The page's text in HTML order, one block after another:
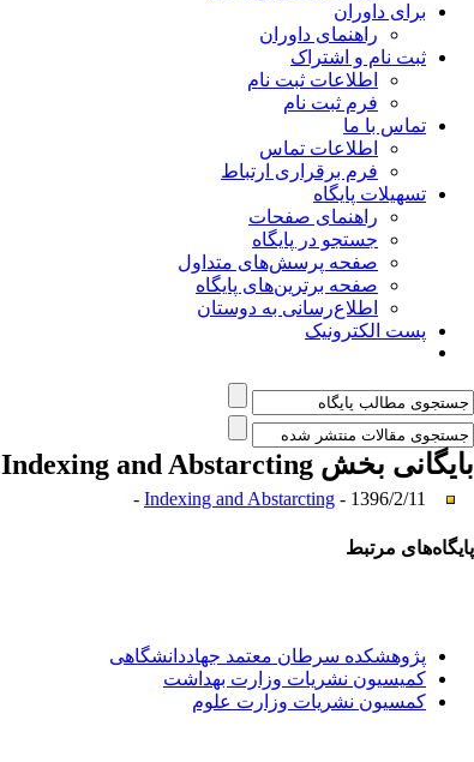
برای داوران
راهنمای داوران
ثبت نام و اشتراک
اطلاعات ثبت نام
فرم ثبت نام
تماس با ما
اطلاعات تماس
فرم برقراری ارتباط
تسهیلات پایگاه
راهنمای صفحات
جستجو در پایگاه
صفحه پرسش‌های متداول
صفحه برترین‌های پایگاه
اطلاع‌رسانی به دوستان
پست الکترونیک
بایگانی بخش Indexing and Abstarcting
Indexing and Abstarcting - 1396/2/11 -
پایگاه‌های مرتبط
پژوهشکده سرطان معتمد جهاددانشگاهی
کمیسیون نشریات وزارت بهداشت
کمسیون نشریات وزارت علوم